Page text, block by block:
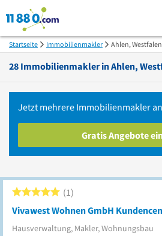
Startseite Immobilienmakler Ahlen, Westfalen
28 Immobilienmakler inAhlen,
Jetzt mehrere Immobilienmakler
Gratis Angebote
Vivawest Wohnen GmbH
Hausverwaltung, Makler, Wohnungsbau
1